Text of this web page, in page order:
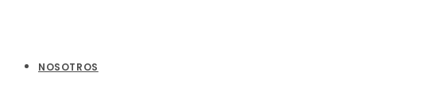
NOSOTROS